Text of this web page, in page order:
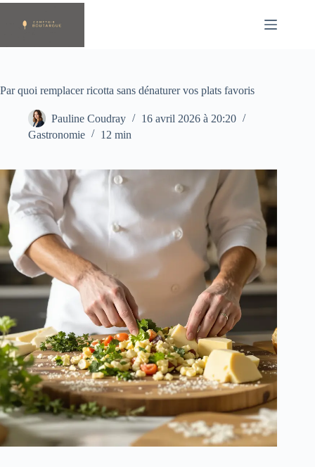
Passer
contenu
Par quoi remplacer ricotta sans dénaturer vos plats favoris
Pauline Coudray
16 avril 2026 à 20:20
Gastronomie
12 min